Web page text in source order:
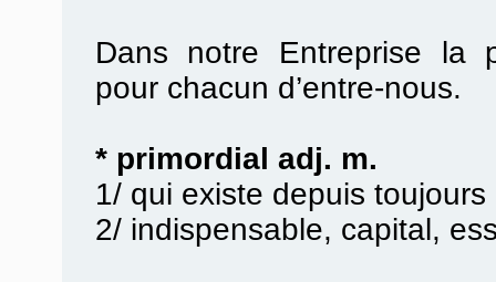
Dans notre Entreprise la
pour chacun d’entre-nous.
* primordial adj. m.
1/ qui existe depuis toujours
2/ indispensable, capital,